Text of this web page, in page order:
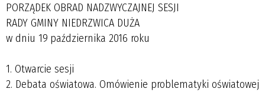
PORZĄDEK OBRAD NADZWYCZAJNEJ SESJI
RADY GMINY NIEDRZWICA DUŻA
w dniu 19 października 2016 roku
1. Otwarcie sesji
2. Debata oświatowa. Omówienie problematyki oświatowej